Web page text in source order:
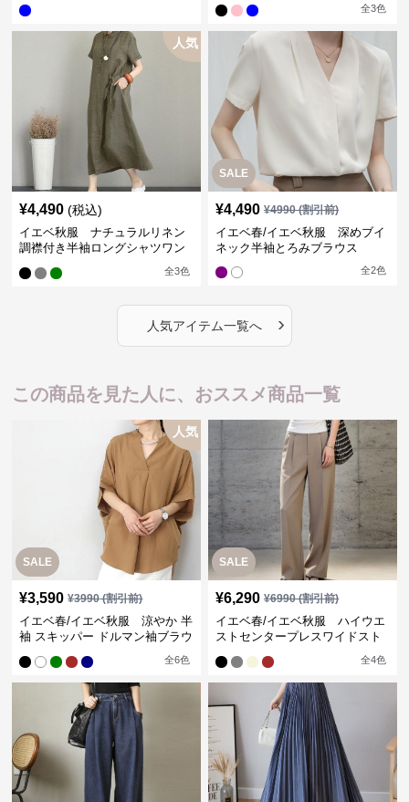
全3色
人気
¥4,490 (税込)
イエベ秋服 ナチュラルリネン
調襟付き半袖ロングシャツワン
全3色
SALE
¥4,490 ¥4990(割引前)
イエベ春/イエベ秋服 深めブイ
ネック半袖とろみブラウス
全2色
人気アイテム一覧へ ›
この商品を見た人に、おススメ商品一覧
SALE
人気
¥3,590 ¥3990(割引前)
イエベ春/イエベ秋服 涼やか 半
袖 スキッパー ドルマン袖ブラウ
全6色
SALE
¥6,290 ¥6990(割引前)
イエベ春/イエベ秋服 ハイウエ
ストセンタープレスワイドスト
全4色